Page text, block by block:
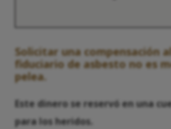
Solicitar una compensación
fiduciario de asbesto no es
pelea.
Este dinero se reservó en una
para los heridos.